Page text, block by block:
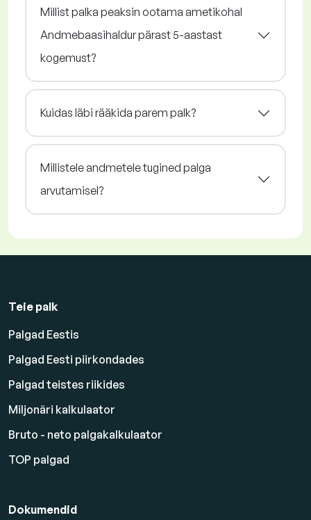
Millist palka peaksin ootama ametikohal
Andmebaasihaldur pärast 5-aastast
kogemust?
Kuidas läbi rääkida parem palk?
Millistele andmetele tugined palga
arvutamisel?
Teie palk
Palgad Eestis
Palgad Eesti piirkondades
Palgad teistes riikides
Miljonäri kalkulaator
Bruto - neto palgakalkulaator
TOP palgad
Dokumendid